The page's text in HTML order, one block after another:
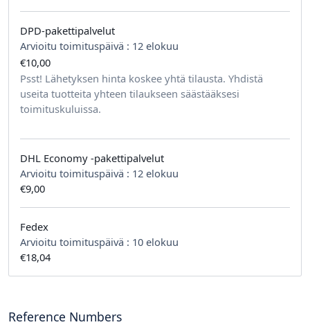
DPD-pakettipalvelut
Arvioitu toimituspäivä : 12 elokuu
€10,00
Psst! Lähetyksen hinta koskee yhtä tilausta. Yhdistä
useita tuotteita yhteen tilaukseen säästääksesi
toimituskuluissa.
DHL Economy -pakettipalvelut
Arvioitu toimituspäivä : 12 elokuu
€9,00
Fedex
Arvioitu toimituspäivä : 10 elokuu
€18,04
Reference Numbers